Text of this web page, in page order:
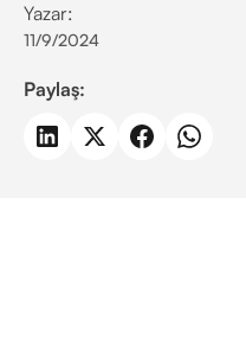
Yazar:
11/9/2024
Paylaş: